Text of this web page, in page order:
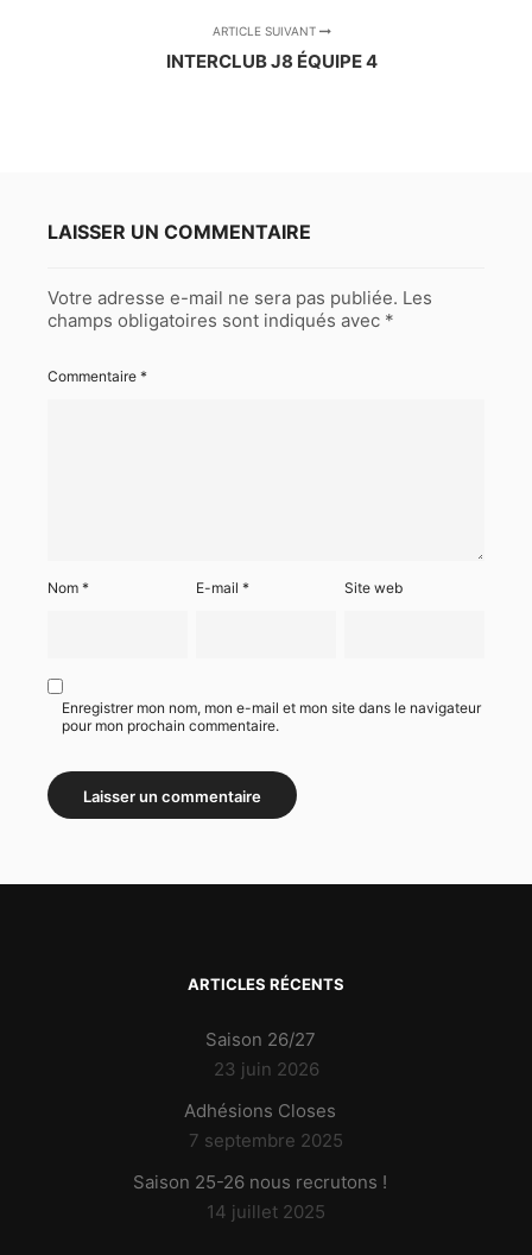
ARTICLE SUIVANT
INTERCLUB J8 ÉQUIPE 4
LAISSER UN COMMENTAIRE
Votre adresse e-mail ne sera pas publiée. Les
champs obligatoires sont indiqués avec *
Commentaire *
Nom * E-mail* Site web
Enregistrer mon nom, mon e-mail et mon site dans le navigateur
pour mon prochain commentaire.
ARTICLES RÉCENTS
Saison 26/27
23 juin 2026
Adhésions Closes
7 septembre 2025
Saison 25-26 nous recrutons !
14 juillet 2025